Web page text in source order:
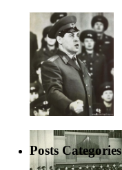
Posts Categories